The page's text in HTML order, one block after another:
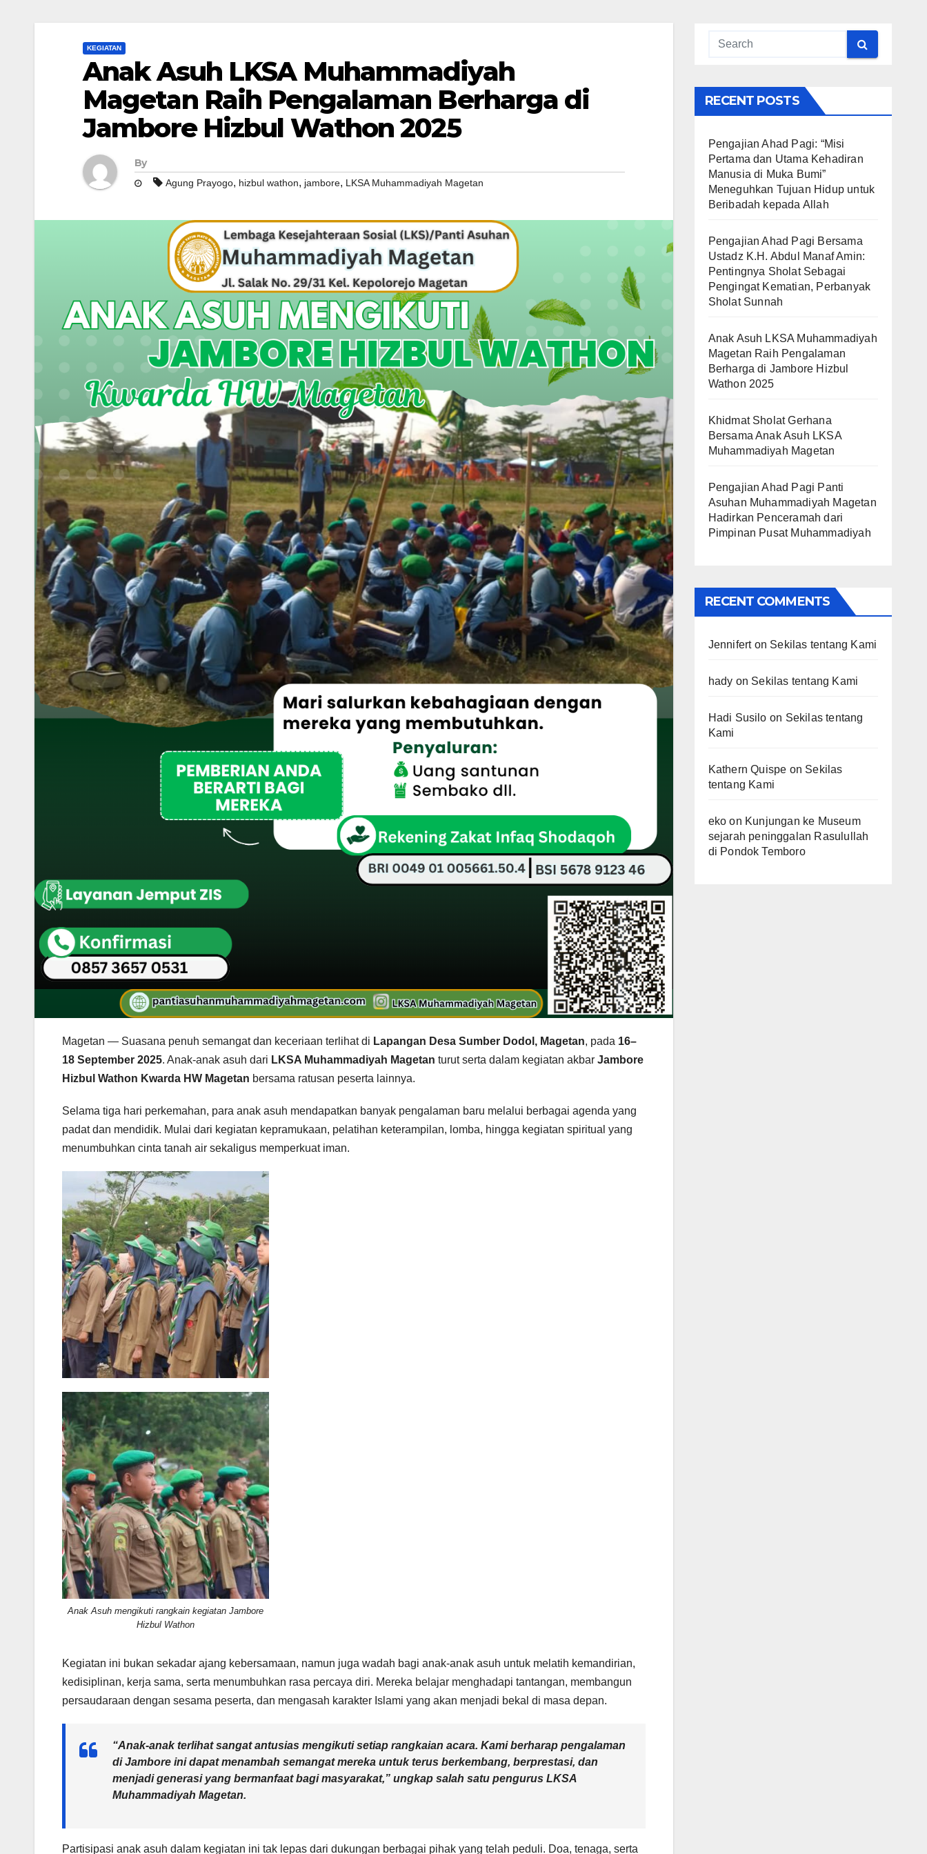
KEGIATAN
Anak Asuh LKSA Muhammadiyah
Magetan Raih Pengalaman Berharga di
Jambore Hizbul Wathon 2025
By
Agung Prayogo, hizbul wathon, jambore, LKSA Muhammadiyah Magetan
Magetan — Suasana penuh semangat dan keceriaan terlihat di Lapangan Desa Sumber Dodol, Magetan, pada 16–
18 September 2025. Anak-anak asuh dari LKSA Muhammadiyah Magetan turut serta dalam kegiatan akbar Jambore
Hizbul Wathon Kwarda HW Magetan bersama ratusan peserta lainnya.
Selama tiga hari perkemahan, para anak asuh mendapatkan banyak pengalaman baru melalui berbagai agenda yang
padat dan mendidik. Mulai dari kegiatan kepramukaan, pelatihan keterampilan, lomba, hingga kegiatan spiritual yang
menumbuhkan cinta tanah air sekaligus memperkuat iman.
Anak Asuh mengikuti rangkain kegiatan Jambore
Hizbul Wathon
Kegiatan ini bukan sekadar ajang kebersamaan, namun juga wadah bagi anak-anak asuh untuk melatih kemandirian,
kedisiplinan, kerja sama, serta menumbuhkan rasa percaya diri. Mereka belajar menghadapi tantangan, membangun
persaudaraan dengan sesama peserta, dan mengasah karakter Islami yang akan menjadi bekal di masa depan.
“Anak-anak terlihat sangat antusias mengikuti setiap rangkaian acara. Kami berharap pengalaman
di Jambore ini dapat menambah semangat mereka untuk terus berkembang, berprestasi, dan
menjadi generasi yang bermanfaat bagi masyarakat,” ungkap salah satu pengurus LKSA
Muhammadiyah Magetan.
Partisipasi anak asuh dalam kegiatan ini tak lepas dari dukungan berbagai pihak yang telah peduli. Doa, tenaga, serta
RECENT POSTS
Pengajian Ahad Pagi: “Misi
Pertama dan Utama Kehadiran
Manusia di Muka Bumi”
Meneguhkan Tujuan Hidup untuk
Beribadah kepada Allah
Pengajian Ahad Pagi Bersama
Ustadz K.H. Abdul Manaf Amin:
Pentingnya Sholat Sebagai
Pengingat Kematian, Perbanyak
Sholat Sunnah
Anak Asuh LKSA Muhammadiyah
Magetan Raih Pengalaman
Berharga di Jambore Hizbul
Wathon 2025
Khidmat Sholat Gerhana
Bersama Anak Asuh LKSA
Muhammadiyah Magetan
Pengajian Ahad Pagi Panti
Asuhan Muhammadiyah Magetan
Hadirkan Penceramah dari
Pimpinan Pusat Muhammadiyah
RECENT COMMENTS
Jenniferton Sekilas tentang Kami
hady on Sekilas tentang Kami
Hadi Susilo on Sekilas tentang
Kami
Kathern Quispe on Sekilas
tentang Kami
eko on Kunjungan ke Museum
sejarah peninggalan Rasulullah
di Pondok Temboro